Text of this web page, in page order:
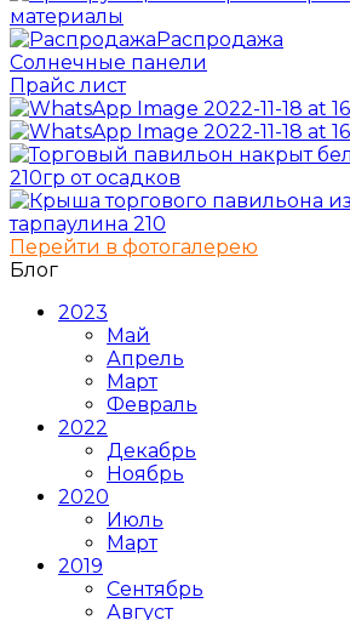
материалы
Распродажа
Солнечные панели
Прайс лист
Перейти в фотогалерею
Блог
2023
Май
Апрель
Март
Февраль
2022
Декабрь
Ноябрь
2020
Июль
Март
2019
Сентябрь
Август